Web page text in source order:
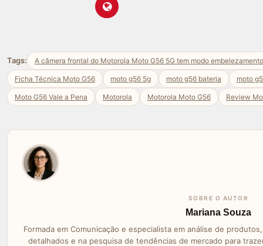
Tags: A câmera frontal do Motorola Moto G56 5G tem modo
Ficha Técnica Moto G56 moto g56 5g moto g56 bateria moto
Moto G56 Vale a Pena Motorola Motorola Moto G56 Review
SOBRE O AUTOR
Mariana Souza
Formada em Comunicação e especialista em análise de
detalhados e na pesquisa de tendências de mercado para